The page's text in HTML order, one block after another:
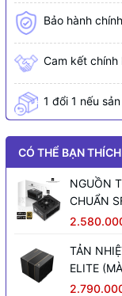
Bảo hành
Cam kết chính
1 đổi 1 nếu
CÓ THỂ BẠN THÍCH
NGUỒN
CHUẨN
TẢN
ELITE